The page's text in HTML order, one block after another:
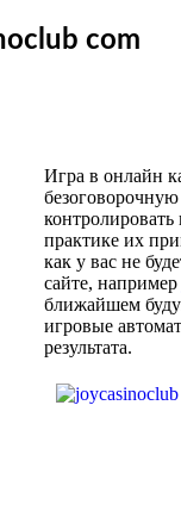
com
Игра в онлайн
практике их
как у вас не
сайте, например
ближайшем
игровые
результата.